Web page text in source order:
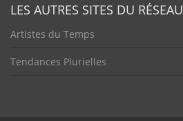
LES AUTRES SITES DU RÉSEAU
Artistes du Temps
Tendances Plurielles